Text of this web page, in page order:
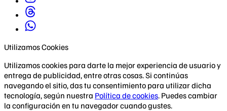
Utilizamos Cookies
Utilizamos cookies para darte la mejor experiencia de usuario y
entrega de publicidad, entre otras cosas. Si continúas
navegando el sitio, das tu consentimiento para utilizar dicha
tecnología, según nuestra Política de cookies. Puedes cambiar
la configuración en tu navegador cuando gustes.